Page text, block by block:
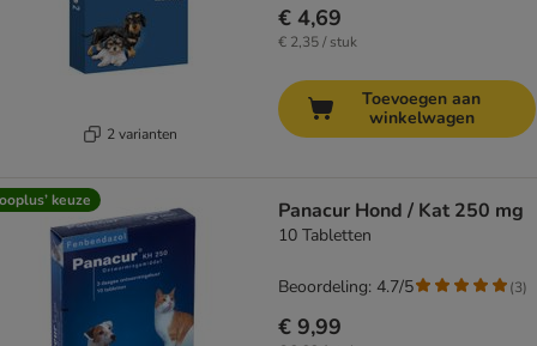
2 varianten
€ 4,69
€ 2,35 / stuk
Toevoegen aan
winkelwagen
keuze Panacur Hond / Kat 250 mg
10 Tabletten
€ 9,99
Beoordeling: 4.7/5 (3)